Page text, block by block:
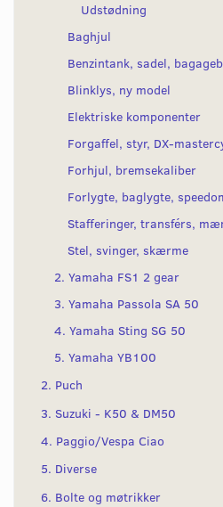
Udstødning
Baghjul
Benzintank, sadel,
Blinklys, ny model
Elektriske komponenter
Forgaffel, styr, DX-
Forhjul, bremsekaliber
Forlygte, baglygte,
Stafferinger, transférs,
Stel, svinger, skærme
2. Yamaha FS1 2 gear
3. Yamaha Passola SA 50
4. Yamaha Sting SG 50
5. Yamaha YB100
2. Puch
3. Suzuki - K50 & DM50
4. Paggio/Vespa Ciao
5. Diverse
6. Bolte og møtrikker